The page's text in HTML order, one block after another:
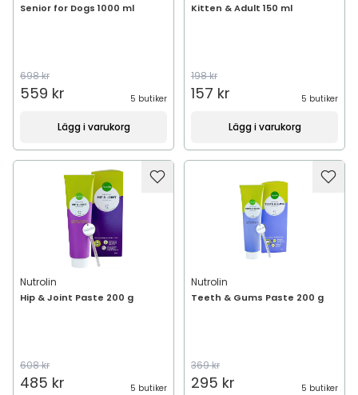
Senior for Dogs 1000 ml
698 kr
559 kr 5 butiker
Lägg i varukorg
Kitten & Adult 150 ml
198 kr
157 kr 5 butiker
Lägg i varukorg
Nutrolin
Hip & Joint Paste 200 g
608 kr
485 kr 5 butiker
Nutrolin
Teeth & Gums Paste 200 g
369 kr
295 kr 5 butiker